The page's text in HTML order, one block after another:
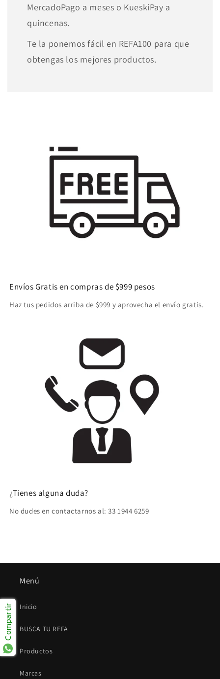
MercadoPago a meses o KueskiPay a
quincenas.
Te la ponemos fácil en REFA100 para que
obtengas los mejores productos.
Envíos Gratis en compras de $999 pesos
Haz tus pedidos arriba de $999 y aprovecha el envío gratis.
¿Tienes alguna duda?
No dudes en contactarnos al: 33 1944 6259
Menú
Inicio
BUSCA TU REFA
Productos
Marcas
Compartir